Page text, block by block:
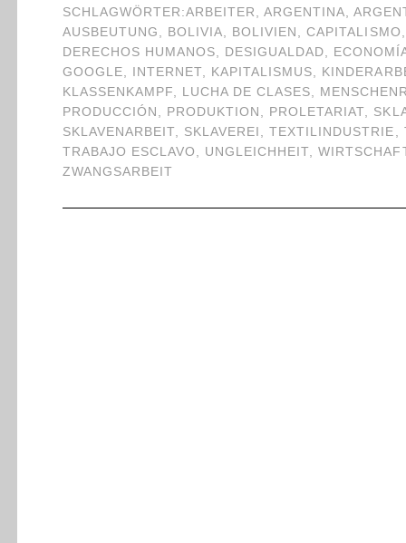
SCHLAGWÖRTER:ARBEITER ,ARGENTINA,
AUSBEUTUNG , BOLIVIA, BOLIVIEN ,CAPITALISMO
DERECHOS HUMANOS, DESIGUALDAD,
GOOGLE, INTERNET, KAPITALISMUS,
KLASSENKAMPF, LUCHA DE CLASES,
PRODUCCIÓN , PRODUKTION , PROLETARIAT,
SKLAVENARBEIT, SKLAVEREI ,TEXTILINDUSTRIE ,
TRABAJO ESCLAVO , UNGLEICHHEIT,
ZWANGSARBEIT